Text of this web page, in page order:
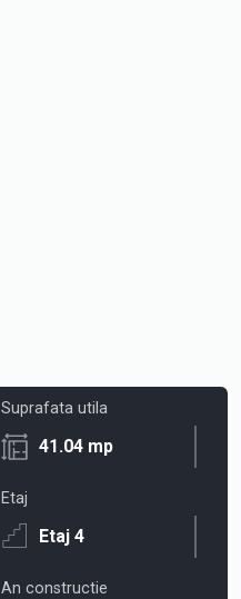
Suprafata utila
41.04 mp
Etaj
Etaj 4
An constructie